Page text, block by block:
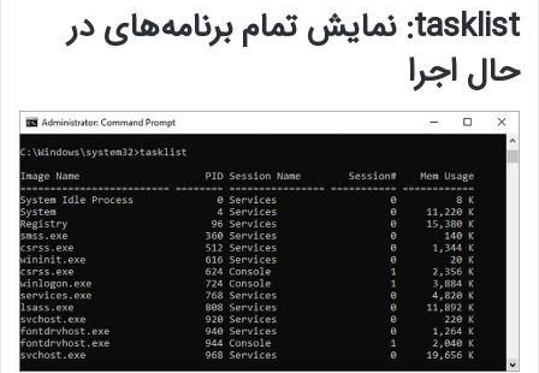
tasklist: نمایش تمام برنامه‌های در
حال اجرا